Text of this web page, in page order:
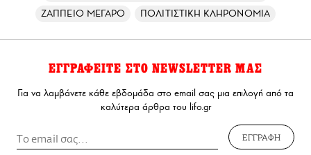
ΖΑΠΠΕΙΟ ΜΕΓΑΡΟ
ΠΟΛΙΤΙΣΤΙΚΗ ΚΛΗΡΟΝΟΜΙΑ
ΕΓΓΡΑΦΕΙΤΕ ΣΤΟ NEWSLETTER ΜΑΣ
Για να λαμβάνετε κάθε εβδομάδα στο email σας μια επιλογή από τα
καλύτερα άρθρα του lifo.gr
ΕΓΓΡΑΦΗ